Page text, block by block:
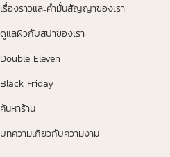
เรื่องราวและคำมั่นสัญญาของเรา
ดูแลผิวกับสปาของเรา
Double Eleven
Black Friday
ค้นหาร้าน
บทความเกี่ยวกับความงาม